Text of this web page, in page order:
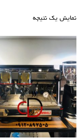
نمایش یک نتیجه